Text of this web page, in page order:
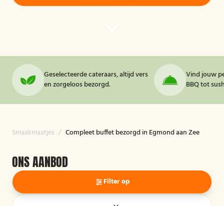
Geselecteerde cateraars, altijd vers
en zorgeloos bezorgd.
Vind jouw
BBQ tot
Smaakmaatjes / Compleet buffet bezorgd in Egmond aan Zee
ONS AANBOD
Filter op